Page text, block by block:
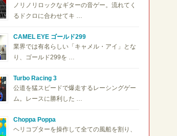
ノリノリロックなギターの音ゲー。流れてく
るドクロに合わせてキ …
CAMEL EYE ゴールド299
業界では有名らしい「キャメル・アイ」とな
り、ゴールド299を …
Turbo Racing 3
公道を猛スピードで爆走するレーシングゲー
ム。レースに勝利した …
Choppa Poppa
ヘリコプターを操作して全ての風船を割り、